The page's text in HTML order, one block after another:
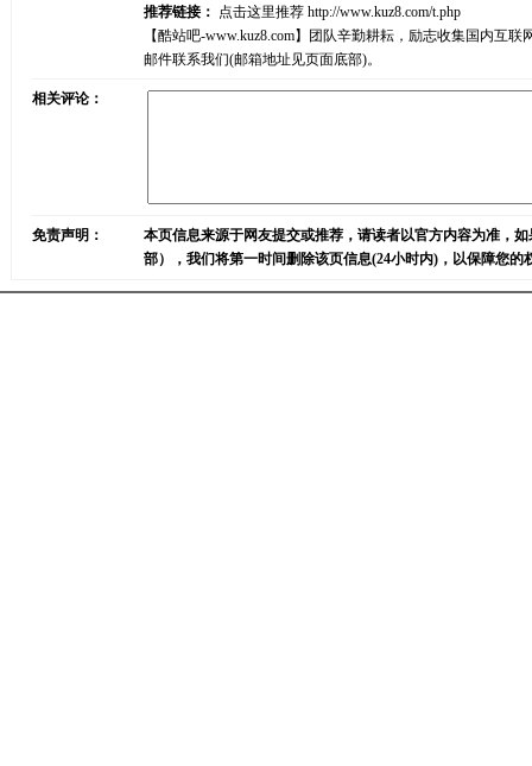
推荐链接： 点击这里推荐 http://www.kuz8.com/t.php
【酷站吧-www.kuz8.com】团队辛勤耕耘，励志收集国内互
邮件联系我们(邮箱地址见页面底部)。
相关评论：
免责声明：
本页信息来源于网友提交或推荐，请读者以官方内容为准，
部），我们将第一时间删除该页信息(24小时内)，以保障您的